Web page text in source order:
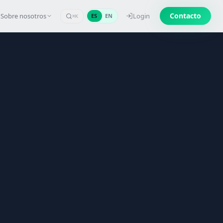
Sobre nosotros ⌘K ES EN Login Contacto